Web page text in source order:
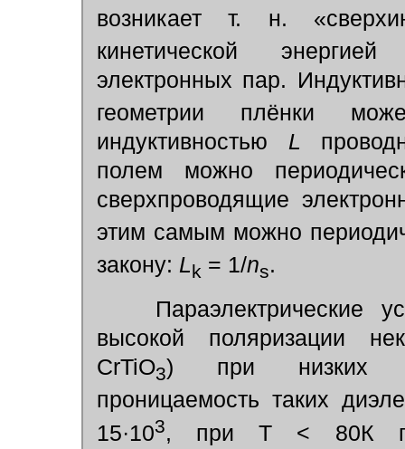
возникает т. н.
кинетической
электронных пар.
геометрии плёнки
индуктивностью L
полем можно
сверхпроводящие
этим самым можно
закону: Lk = 1/ns.
Параэлектрические
высокой поляризации
CrTiO3) при низких
проницаемость таких
15·103, при Т < 80К